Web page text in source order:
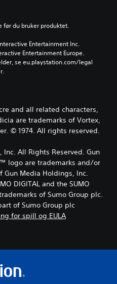
før du bruker produktet.
Entertainment Inc.
Entertainment Europe.
se eu.playstation.com/legal
and all related characters,
are trademarks of Vortex,
© 1974. All rights reserved.
All Rights Reserved. Gun
logo are trademarks and/or
Media Holdings, Inc.
DIGITAL and the SUMO
of Sumo Group plc.
of Sumo Group plc
for spill og EULA